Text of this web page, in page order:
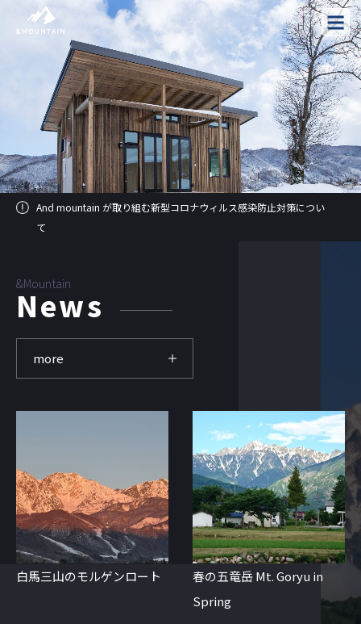
And mountain が取り組む新型コロナウィルス感染防止対策につい
て
&Mountain
News
more
白馬三山のモルゲンロート
春の五竜岳 Mt. Goryu in
Spring